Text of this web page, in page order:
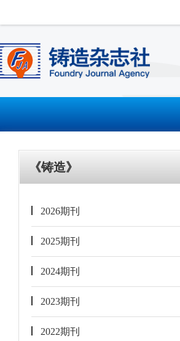
《铸造》
2026期刊
2025期刊
2024期刊
2023期刊
2022期刊